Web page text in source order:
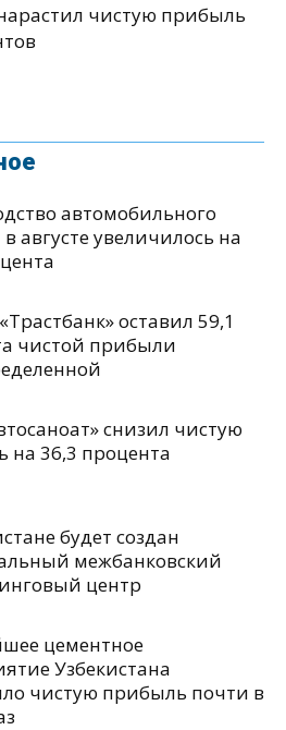
чистую прибыль
автомобильного
августе увеличилось на
оставил 59,1
чистой прибыли
снизил чистую
на 36,3 процента
будет создан
межбанковский
центр
цементное
Узбекистана
чистую прибыль почти в